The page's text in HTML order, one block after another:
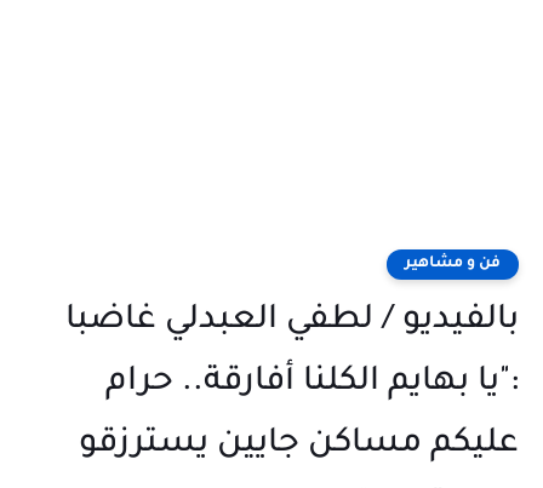
فن و مشاهير
بالفيديو / لطفي العبدلي غاضبا
:"يا بهايم الكلنا أفارقة.. حرام
عليكم مساكن جايين يسترزقو